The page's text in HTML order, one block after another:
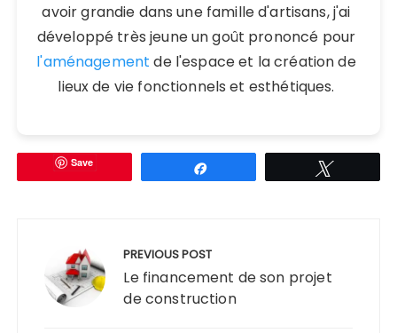
avoir grandie dans une famille d'artisans, j'ai
développé très jeune un goût prononcé pour
l'aménagement de l'espace et la création de
lieux de vie fonctionnels et esthétiques.
Save
l’article
PREVIOUS POST
Le financement de son projet
de construction